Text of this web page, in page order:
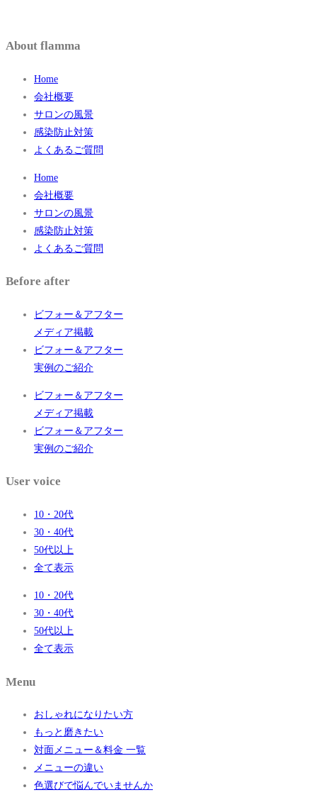
About flamma
Home
会社概要
サロンの風景
感染防止対策
よくあるご質問
Home
会社概要
サロンの風景
感染防止対策
よくあるご質問
Before after
ビフォー＆アフター
メディア掲載
ビフォー＆アフター
実例のご紹介
ビフォー＆アフター
メディア掲載
ビフォー＆アフター
実例のご紹介
User voice
10・20代
30・40代
50代以上
全て表示
10・20代
30・40代
50代以上
全て表示
Menu
おしゃれになりたい方
もっと磨きたい
対面メニュー＆料金 一覧
メニューの違い
色選びで悩んでいませんか